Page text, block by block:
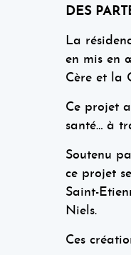
DES
La
en mis en
Cère et la
Ce projet
santé… à
Soutenu
ce projet
Saint-
Niels.
Ces